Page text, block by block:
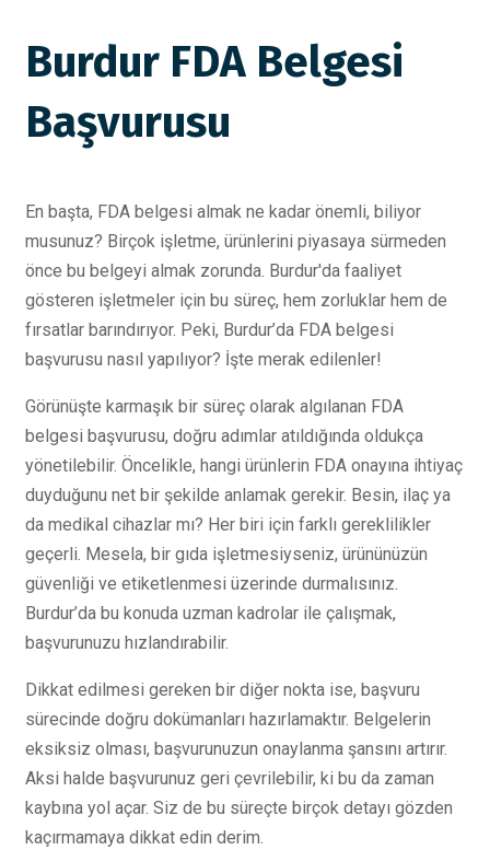
Burdur FDA Belgesi
Başvurusu
En başta, FDA belgesi almak ne kadar önemli, biliyor
musunuz? Birçok işletme, ürünlerini piyasaya sürmeden
önce bu belgeyi almak zorunda. Burdur'da faaliyet
gösteren işletmeler için bu süreç, hem zorluklar hem de
fırsatlar barındırıyor. Peki, Burdur’da FDA belgesi
başvurusu nasıl yapılıyor? İşte merak edilenler!
Görünüşte karmaşık bir süreç olarak algılanan FDA
belgesi başvurusu, doğru adımlar atıldığında oldukça
yönetilebilir. Öncelikle, hangi ürünlerin FDA onayına ihtiyaç
duyduğunu net bir şekilde anlamak gerekir. Besin, ilaç ya
da medikal cihazlar mı? Her biri için farklı gereklilikler
geçerli. Mesela, bir gıda işletmesiyseniz, ürününüzün
güvenliği ve etiketlenmesi üzerinde durmalısınız.
Burdur’da bu konuda uzman kadrolar ile çalışmak,
başvurunuzu hızlandırabilir.
Dikkat edilmesi gereken bir diğer nokta ise, başvuru
sürecinde doğru dokümanları hazırlamaktır. Belgelerin
eksiksiz olması, başvurunuzun onaylanma şansını artırır.
Aksi halde başvurunuz geri çevrilebilir, ki bu da zaman
kaybına yol açar. Siz de bu süreçte birçok detayı gözden
kaçırmamaya dikkat edin derim.